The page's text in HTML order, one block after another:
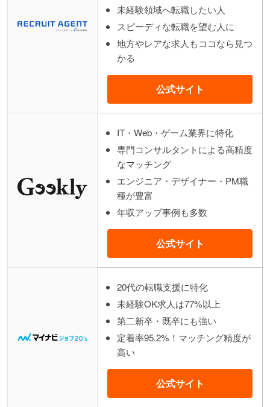
未経験領域へ転職したい人
スピーディな転職を望む人に
地方やレアな求人もココなら見つ
かる
公式サイト
IT・Web・ゲーム業界に特化
専門コンサルタントによる高精度
なマッチング
エンジニア・デザイナー・PM職
種が豊富
年収アップ事例も多数
公式サイト
20代の転職支援に特化
未経験OK求人は77%以上
第二新卒・既卒にも強い
定着率95.2%！マッチング精度が
高い
公式サイト